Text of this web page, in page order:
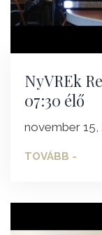
NyVREk
07:30 élő
november 15,
TOVÁBB -